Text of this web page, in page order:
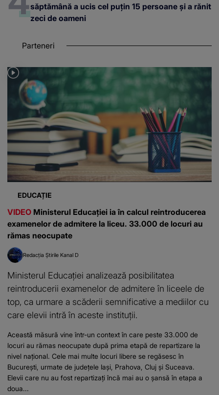
săptămână a ucis cel puțin 15 persoane și a rănit
zeci de oameni
Parteneri
EDUCAȚIE
VIDEO Ministerul Educației ia în calcul reintroducerea
examenelor de admitere la liceu. 33.000 de locuri au
rămas neocupate
Redacția Știrile Kanal D
Ministerul Educației analizează posibilitatea
reintroducerii examenelor de admitere în liceele de
top, ca urmare a scăderii semnificative a mediilor cu
care elevii intră în aceste instituții.
Această măsură vine într-un context în care peste 33.000 de
locuri au rămas neocupate după prima etapă de repartizare la
nivel național. Cele mai multe locuri libere se regăsesc în
București, urmate de județele Iași, Prahova, Cluj și Suceava.
Elevii care nu au fost repartizați încă mai au o șansă în etapa a
doua...